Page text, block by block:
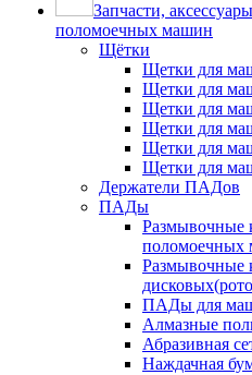
Запчасти,
поломоечных машин
Щётки
Щетки для
Щетки для
Щетки для
Щетки для
Щетки для
Щетки для
Держатели ПАДов
ПАДы
Размывочные
поломоечных
Размывочные
ПАДы для
Алмазные
Абразивная
Наждачная